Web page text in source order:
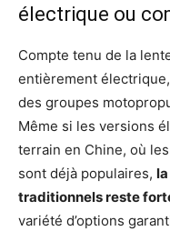
électrique ou
Compte tenu de la
entièrement
des groupes
Même si les versions
terrain en Chine, où
sont déjà populaires,
traditionnels reste
variété d’options